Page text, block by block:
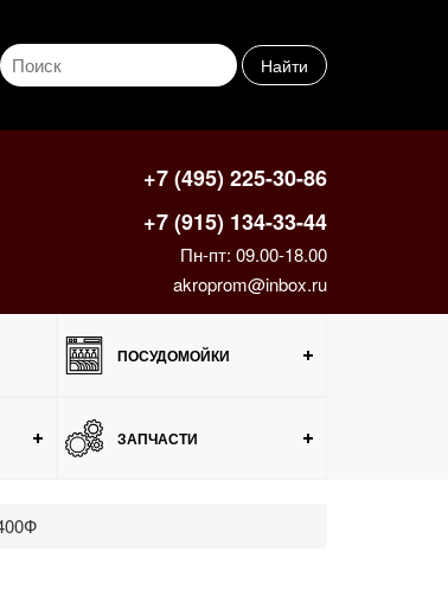
Найти
+7 (495) 225-30-86
+7 (915) 134-33-44
Пн-пт: 09.00-18.00
akroprom@inbox.ru
ПОСУДОМОЙКИ
ЗАПЧАСТИ